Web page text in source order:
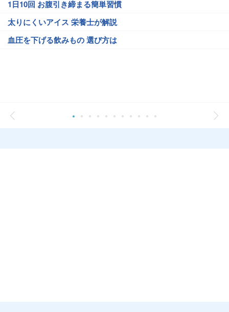
1日10回 お腹引き締まる簡単習慣
太りにくいアイス 栄養士が解説
血圧を下げる飲みもの 選び方は